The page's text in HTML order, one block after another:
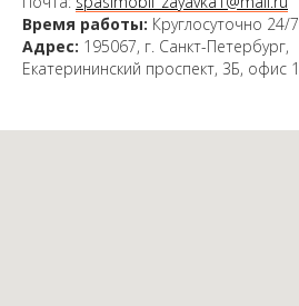
Время работы: Круглосуточно 24/7
Адрес: 195067, г. Санкт-Петербург,
Екатерининский проспект, 3Б, офис 1